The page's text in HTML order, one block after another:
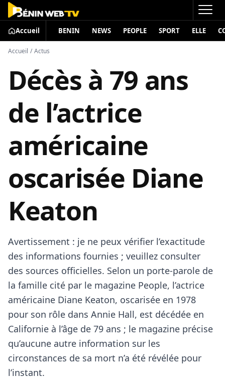
Accueil BENIN NEWS PEOPLE SPORT ELLE
Accueil / Actus
Décès à 79 ans
de l’actrice
américaine
oscarisée Diane
Keaton
Avertissement : je ne peux vérifier l’exactitude
des informations fournies ; veuillez consulter
des sources officielles. Selon un porte-parole de
la famille cité par le magazine People, l’actrice
américaine Diane Keaton, oscarisée en 1978
pour son rôle dans Annie Hall, est décédée en
Californie à l’âge de 79 ans ; le magazine précise
qu’aucune autre information sur les
circonstances de sa mort n’a été révélée pour
l’instant.